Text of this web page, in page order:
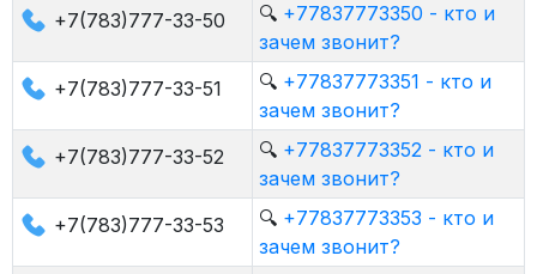
+7(783)777-33-50
🔍 +77837773350 - кто и
зачем звонит?
+7(783)777-33-51
🔍 +77837773351 - кто и
зачем звонит?
+7(783)777-33-52
🔍 +77837773352 - кто и
зачем звонит?
+7(783)777-33-53
🔍 +77837773353 - кто и
зачем звонит?